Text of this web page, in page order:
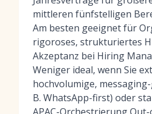
mittleren fünfstelligen
Am besten geeignet für
rigoroses, strukturiertes
Akzeptanz bei Hiring
Weniger ideal, wenn Sie
hochvolumige,
B. WhatsApp-first) oder